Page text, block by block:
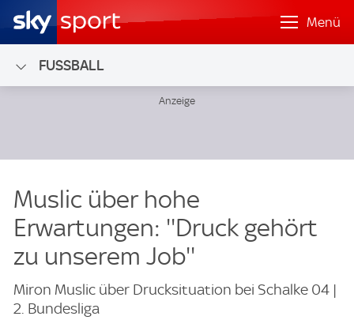
Menü
FUSSBALL
Muslic über hohe
Erwartungen: ''Druck gehört
zu unserem Job''
Miron Muslic über Drucksituation bei Schalke 04 |
2. Bundesliga